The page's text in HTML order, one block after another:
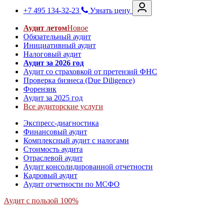
+7 495 134-32-23
Узнать цену
Аудит летомНовое
Обязательный аудит
Инициативный аудит
Налоговый аудит
Аудит за 2026 год
Аудит со страховкой от претензий ФНС
Проверка бизнеса (Due Diligence)
Форензик
Аудит за 2025 год
Все аудиторские услуги
Экспресс-диагностика
Финансовый аудит
Комплексный аудит с налогами
Стоимость аудита
Отраслевой аудит
Аудит консолидированной отчетности
Кадровый аудит
Аудит отчетности по МСФО
Аудит с пользой 100%